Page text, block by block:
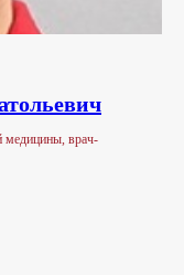
медицины, врач-